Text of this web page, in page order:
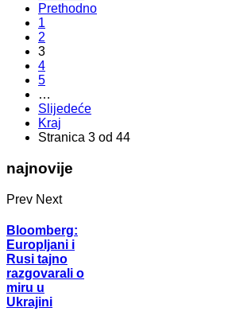
Prethodno
1
2
3
4
5
…
Slijedeće
Kraj
Stranica 3 od 44
najnovije
Prev Next
Bloomberg:
Europljani i
Rusi tajno
razgovarali o
miru u
Ukrajini